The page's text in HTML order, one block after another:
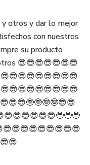
otros y dar lo mejor
con nuestros
su producto
😎😎😎😎😎😎😎